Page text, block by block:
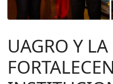
UAGRO Y LA